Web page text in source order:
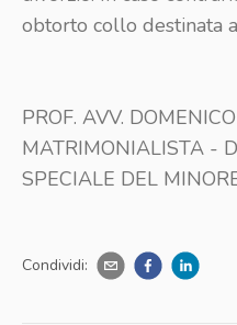
obtorto collo destinata
PROF. AVV.
MATRIMONIALISTA -
SPECIALE DEL
Condividi: